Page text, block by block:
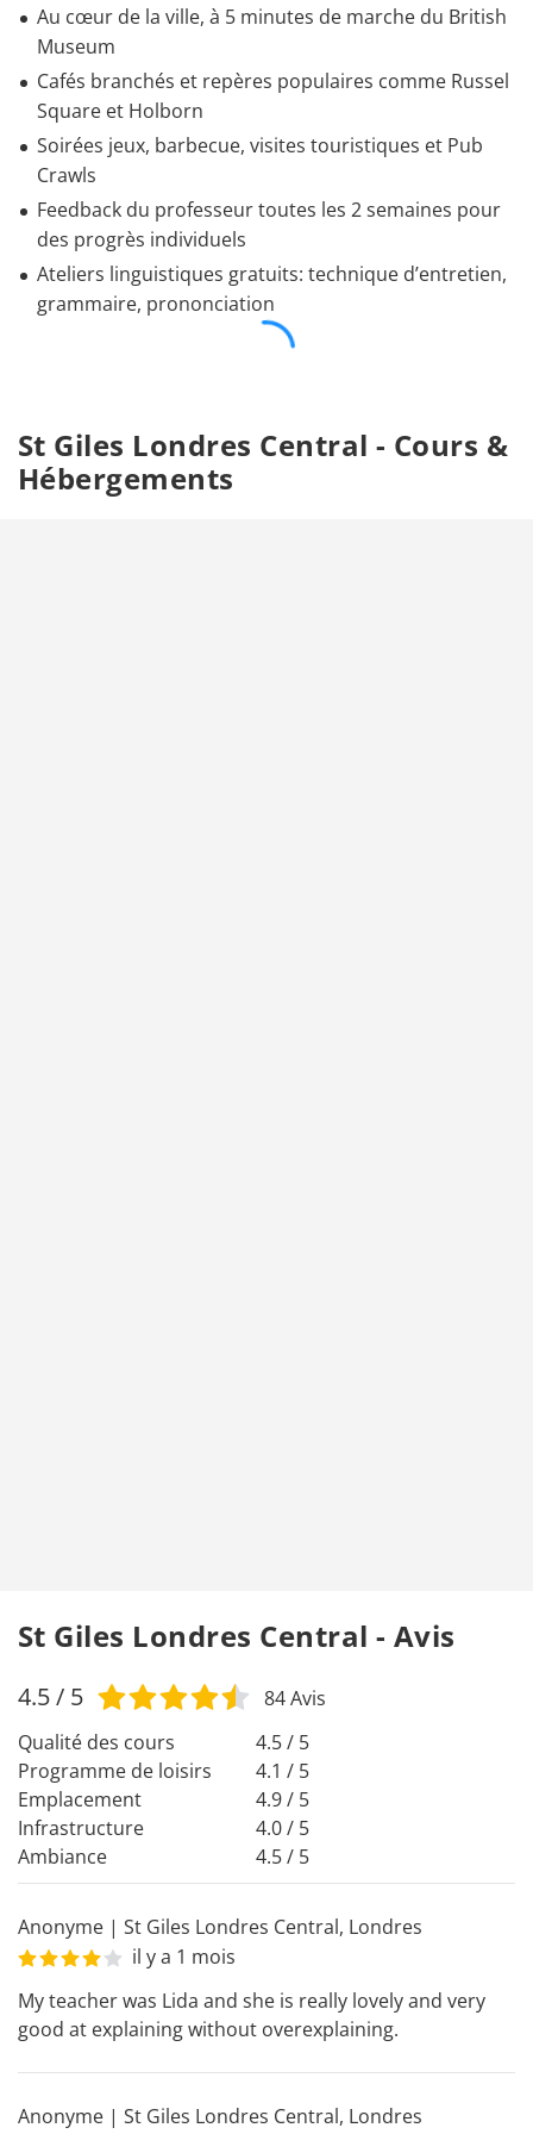
Au cœur de la ville, à 5 minutes de marche du British
Museum
Cafés branchés et repères populaires comme Russel
Square et Holborn
Soirées jeux, barbecue, visites touristiques et Pub
Crawls
Feedback du professeur toutes les 2 semaines pour
des progrès individuels
Ateliers linguistiques gratuits: technique d’entretien,
grammaire, prononciation
St Giles Londres Central - Cours &
Hébergements
St Giles Londres Central - Avis
4.5/ 5 84Avis
Qualité des cours
4.5 / 5
Programme de loisirs
4.1 / 5
Emplacement
4.9 / 5
Infrastructure
4.0 / 5
Ambiance
4.5 / 5
Anonyme | St Giles Londres Central, Londres
il y a 1 mois
My teacher was Lida and she is really lovely and very
good at explaining without overexplaining.
Anonyme | St Giles Londres Central, Londres